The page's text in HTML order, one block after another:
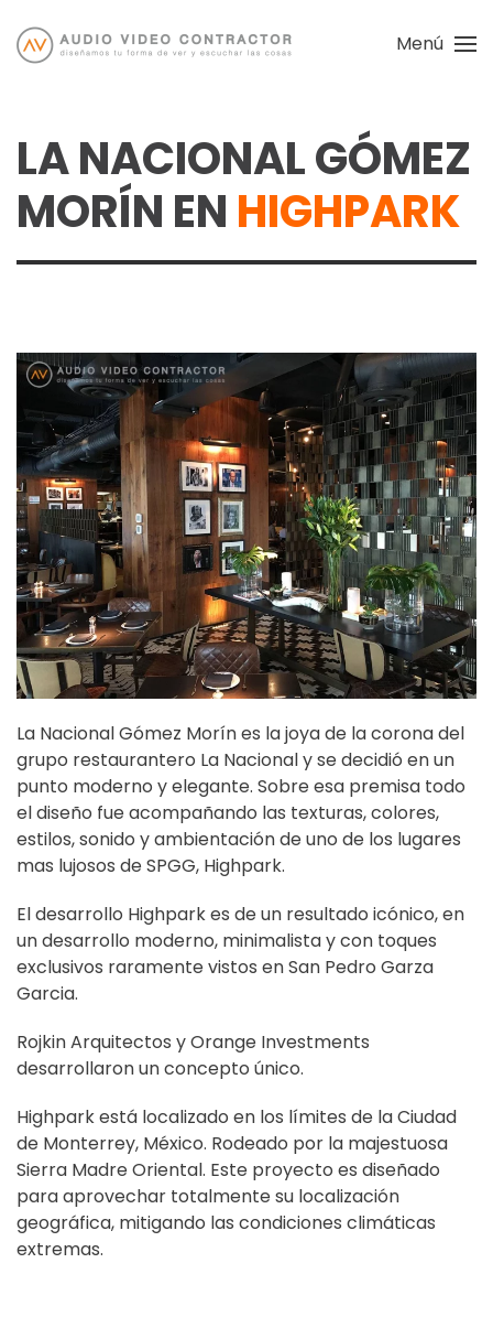
content
Menú
LA NACIONAL GÓMEZ
MORÍN EN HIGHPARK
La Nacional Gómez Morín es la joya de la corona del
grupo restaurantero La Nacional y se decidió en un
punto moderno y elegante. Sobre esa premisa todo
el diseño fue acompañando las texturas, colores,
estilos, sonido y ambientación de uno de los lugares
mas lujosos de SPGG, Highpark.
El desarrollo Highpark es de un resultado icónico, en
un desarrollo moderno, minimalista y con toques
exclusivos raramente vistos en San Pedro Garza
Garcia.
Rojkin Arquitectos y Orange Investments
desarrollaron un concepto único.
Highpark está localizado en los límites de la Ciudad
de Monterrey, México. Rodeado por la majestuosa
Sierra Madre Oriental. Este proyecto es diseñado
para aprovechar totalmente su localización
geográfica, mitigando las condiciones climáticas
extremas.